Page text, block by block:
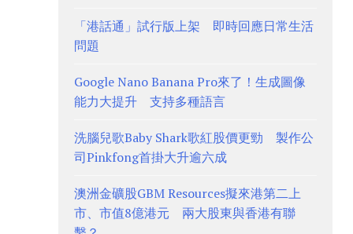
「港話通」試行版上架 即時回應日常生活
問題
Google Nano Banana Pro來了！生成圖像
能力大提升 支持多種語言
洗腦兒歌Baby Shark歌紅股價更勁 製作公
司Pinkfong首掛大升逾六成
澳洲金礦股GBM Resources擬來港第二上
市、市值8億港元 兩大股東與香港有聯